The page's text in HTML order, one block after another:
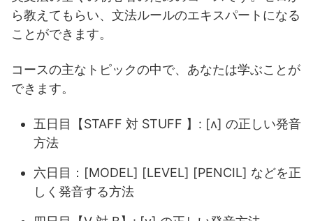
ら教えてもらい、文法ルールのエキスパートになる
ことができます。
コースの主なトピックの中で、あなたは学ぶことが
できます。
五日目【STAFF 対 STUFF 】: [ʌ] の正しい発音
方法
六日目：[MODEL] [LEVEL] [PENCIL] などを正
しく発音する方法